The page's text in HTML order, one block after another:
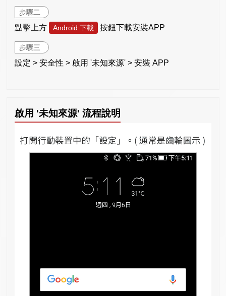
步驟二
點擊上方 Android 下載 按鈕下載安裝APP
步驟三
設定 > 安全性 > 啟用 '未知來源' > 安裝 APP
啟用 '未知來源' 流程說明